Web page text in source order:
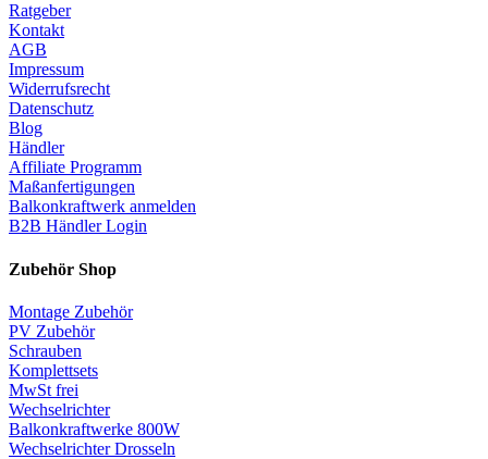
Ratgeber
Kontakt
AGB
Impressum
Widerrufsrecht
Datenschutz
Blog
Händler
Affiliate Programm
Maßanfertigungen
Balkonkraftwerk anmelden
B2B Händler Login
Zubehör Shop
Montage Zubehör
PV Zubehör
Schrauben
Komplettsets
MwSt frei
Wechselrichter
Balkonkraftwerke 800W
Wechselrichter Drosseln